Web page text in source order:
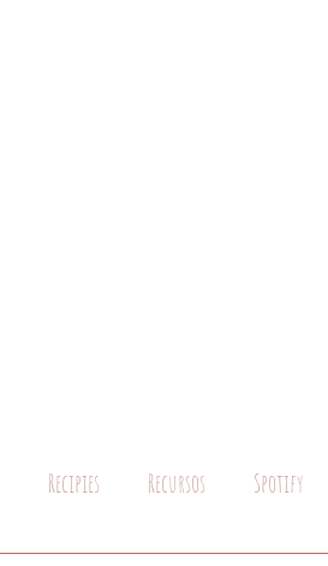
Recipies Recursos Spotify